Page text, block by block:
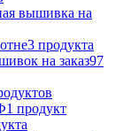
вышивка на
3 продукта
на заказ97
1 продукт